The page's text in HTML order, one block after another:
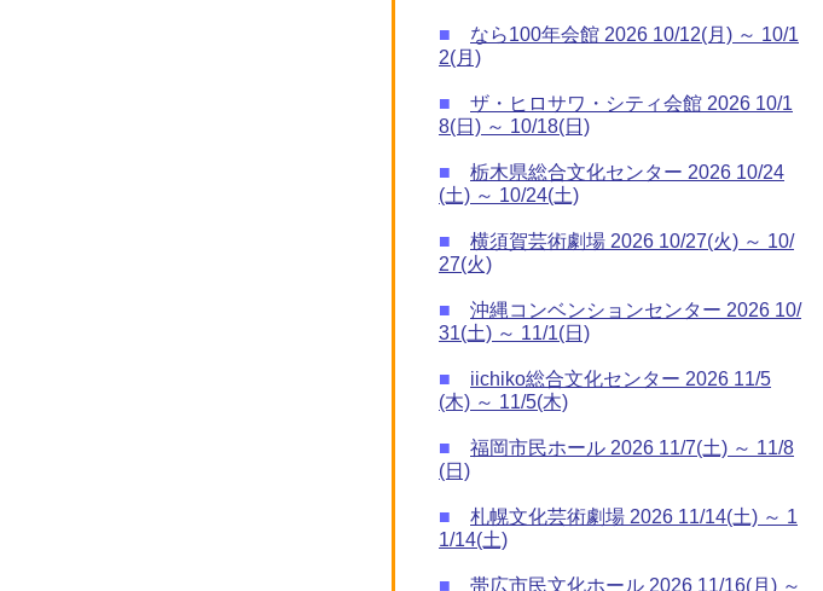
■
なら100年会館 2026 10/12(月) ～ 10/1
2(月)
■
ザ・ヒロサワ・シティ会館 2026 10/1
8(日) ～ 10/18(日)
■
栃木県総合文化センター 2026 10/24
(土) ～ 10/24(土)
■
横須賀芸術劇場 2026 10/27(火) ～ 10/
27(火)
■
沖縄コンベンションセンター 2026 10/
31(土) ～ 11/1(日)
■
iichiko総合文化センター 2026 11/5
(木) ～ 11/5(木)
■
福岡市民ホール 2026 11/7(土) ～ 11/8
(日)
■
札幌文化芸術劇場 2026 11/14(土) ～ 1
1/14(土)
■
帯広市民文化ホール 2026 11/16(月) ～